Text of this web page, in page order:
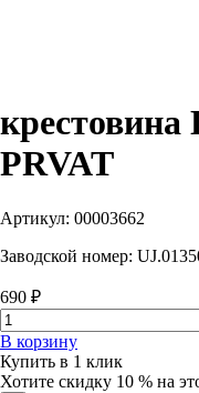
PRVAT
Артикул: 00003662
Заводской номер:
690 ₽
В корзину
Купить в 1 клик
Хотите скидку 10 % на